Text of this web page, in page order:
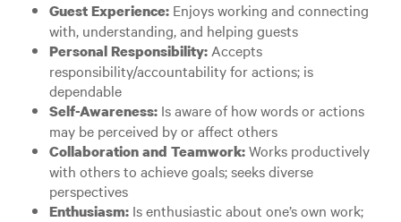
Guest Experience: Enjoys working and connecting
with, understanding, and helping guests
Personal Responsibility: Accepts
responsibility/accountability for actions; is
dependable
Self-Awareness: Is aware of how words or actions
may be perceived by or affect others
Collaboration and Teamwork:Works productively
with others to achieve goals; seeks diverse
perspectives
Enthusiasm: Is enthusiastic about one’s own work;